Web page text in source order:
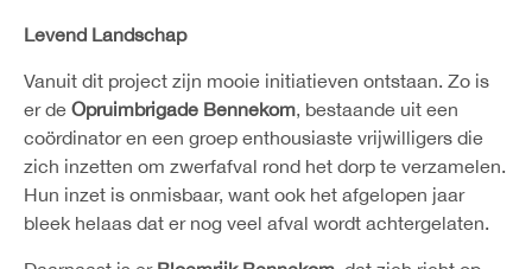
Levend Landschap
Vanuit dit project zijn mooie initiatieven ontstaan. Zo is
er de Opruimbrigade Bennekom , bestaande uit een
coördinator en een groep enthousiaste vrijwilligers die
zich inzetten om zwerfafval rond het dorp te verzamelen.
Hun inzet is onmisbaar, want ook het afgelopen jaar
bleek helaas dat er nog veel afval wordt achtergelaten.